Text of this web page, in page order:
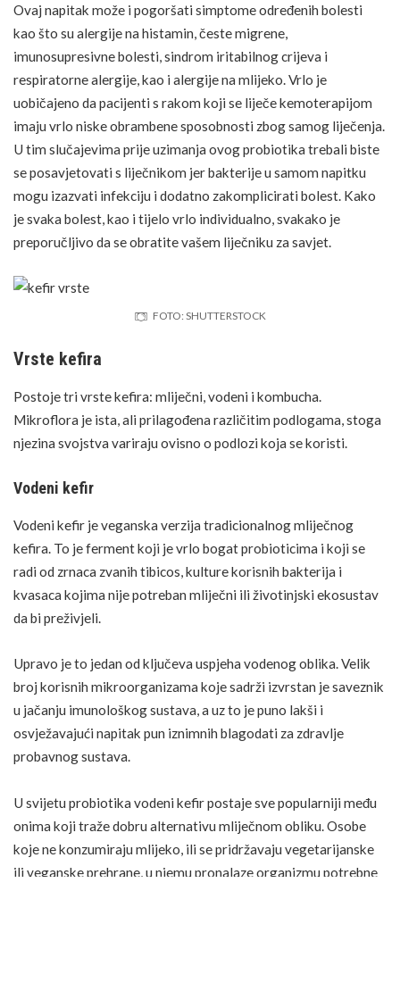
Ovaj napitak može i pogoršati simptome određenih bolesti
kao što su alergije na histamin, česte migrene,
imunosupresivne bolesti, sindrom iritabilnog crijeva i
respiratorne alergije, kao i alergije na mlijeko. Vrlo je
uobičajeno da pacijenti s rakom koji se liječe kemoterapijom
imaju vrlo niske obrambene sposobnosti zbog samog liječenja.
U tim slučajevima prije uzimanja ovog probiotika trebali biste
se posavjetovati s liječnikom jer bakterije u samom napitku
mogu izazvati infekciju i dodatno zakomplicirati bolest. Kako
je svaka bolest, kao i tijelo vrlo individualno, svakako je
preporučljivo da se obratite vašem liječniku za savjet.
FOTO: SHUTTERSTOCK
Vrste kefira
Postoje tri vrste kefira: mliječni, vodeni i kombucha.
Mikroflora je ista, ali prilagođena različitim podlogama, stoga
njezina svojstva variraju ovisno o podlozi koja se koristi.
Vodeni kefir
Vodeni kefir je veganska verzija tradicionalnog mliječnog
kefira. To je ferment koji je vrlo bogat probioticima i koji se
radi od zrnaca zvanih tibicos, kulture korisnih bakterija i
kvasaca kojima nije potreban mliječni ili životinjski ekosustav
da bi preživjeli.
Upravo je to jedan od ključeva uspjeha vodenog oblika. Velik
broj korisnih mikroorganizama koje sadrži izvrstan je saveznik
u jačanju imunološkog sustava, a uz to je puno lakši i
osvježavajući napitak pun iznimnih blagodati za zdravlje
probavnog sustava.
U svijetu probiotika vodeni kefir postaje sve popularniji među
onima koji traže dobru alternativu mliječnom obliku. Osobe
koje ne konzumiraju mlijeko, ili se pridržavaju vegetarijanske
ili veganske prehrane, u njemu pronalaze organizmu potrebne